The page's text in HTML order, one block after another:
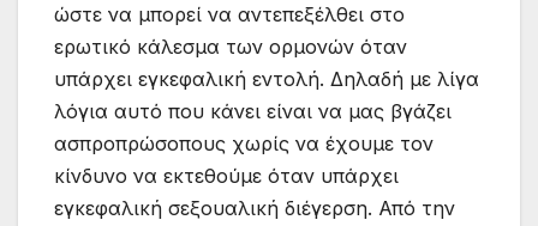
ώστε να μπορεί να αντεπεξέλθει στο
ερωτικό κάλεσμα των ορμονών όταν
υπάρχει εγκεφαλική εντολή. Δηλαδή με λίγα
λόγια αυτό που κάνει είναι να μας βγάζει
ασπροπρώσοπους χωρίς να έχουμε τον
κίνδυνο να εκτεθούμε όταν υπάρχει
εγκεφαλική σεξουαλική διέγερση. Από την